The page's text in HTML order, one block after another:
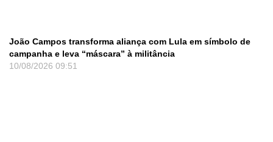
João Campos transforma aliança com Lula em símbolo de
campanha e leva “máscara” à militância
10/08/2026 09:51